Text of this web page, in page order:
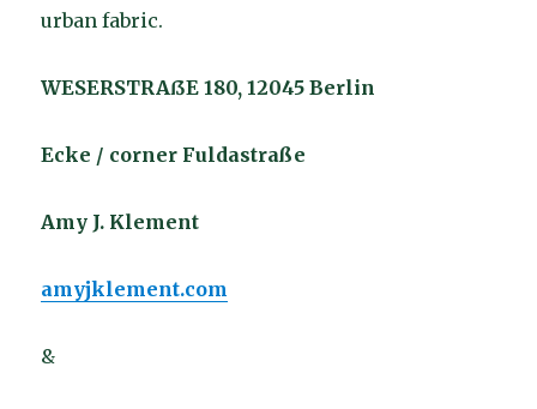
urban fabric.
WESERSTRAßE 180, 12045 Berlin
Ecke / corner Fuldastraße
Amy J. Klement
amyjklement.com
&